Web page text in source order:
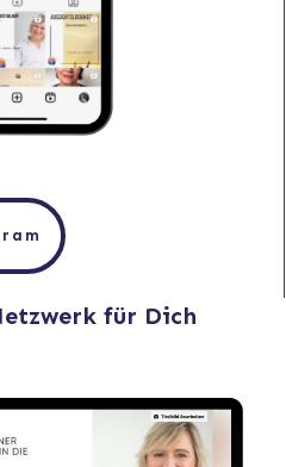
für Dich